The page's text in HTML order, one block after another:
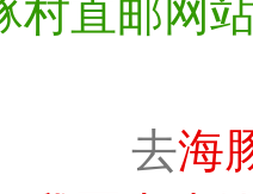
村直邮网
去海